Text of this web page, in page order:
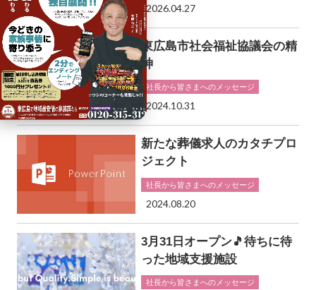
2026.04.27
東広島市社会福祉協議会の精
神
社長から皆さまへのメッセージ
2024.10.31
新たな葬儀求人のカタチプロ
ジェクト
社長から皆さまへのメッセージ
2024.08.20
3月31日オープン🎵待ちに待
った地域支援施設
社長から皆さまへのメッセージ